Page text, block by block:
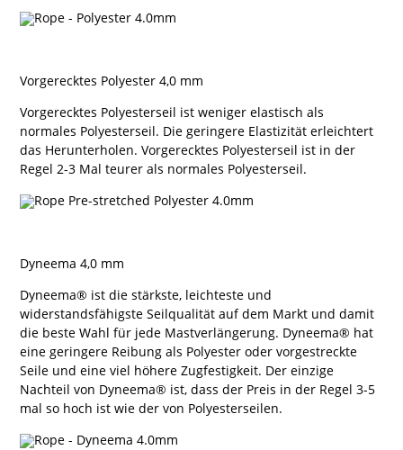
Vorgerecktes Polyester 4,0 mm
Vorgerecktes Polyesterseil ist weniger elastisch als
normales Polyesterseil. Die geringere Elastizität erleichtert
das Herunterholen. Vorgerecktes Polyesterseil ist in der
Regel 2-3 Mal teurer als normales Polyesterseil.
Dyneema 4,0 mm
Dyneema® ist die stärkste, leichteste und
widerstandsfähigste Seilqualität auf dem Markt und damit
die beste Wahl für jede Mastverlängerung. Dyneema® hat
eine geringere Reibung als Polyester oder vorgestreckte
Seile und eine viel höhere Zugfestigkeit. Der einzige
Nachteil von Dyneema® ist, dass der Preis in der Regel 3-5
mal so hoch ist wie der von Polyesterseilen.